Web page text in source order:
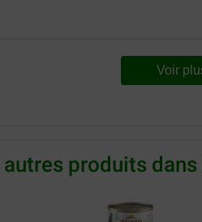
Voir
autres produits